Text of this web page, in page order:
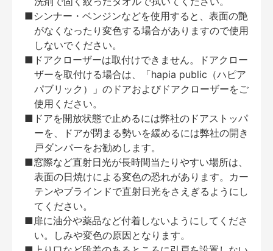
■シンナー・ベンジンなどを使用すると、表面の艶
がなくなったり変色する場合がありますので使用
しないでください。
■ドアクローザーは取付けできません。ドアクロー
ザーを取付ける場合は、「hapia public（ハピア
パブリック）」のドアおよびドアクローザーをご
使用ください。
■ドアを開放状態で止めるには弊社のドアストッパ
ーを、ドアが閉まる勢いを緩めるには弊社の開き
戸ダンパーをお勧めします。
■窓際など直射日光が長時間当たりやすい場所は、
表面の日焼けによる変色の恐れがあります。カー
テンやブラインドで直射日光をさえぎるようにし
てください。
■扉に油分や薬品など付着しないようにしてくださ
い。しみや変色の原因となります。